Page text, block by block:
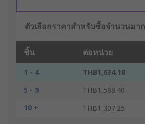
ตัวเลือกราคาสำหรับซื้อจำนวนมาก
ชิ้น ต่อหน่วย
1 - 4
THB1,634.18
5 - 9
THB1,588.40
10 +
THB1,307.25